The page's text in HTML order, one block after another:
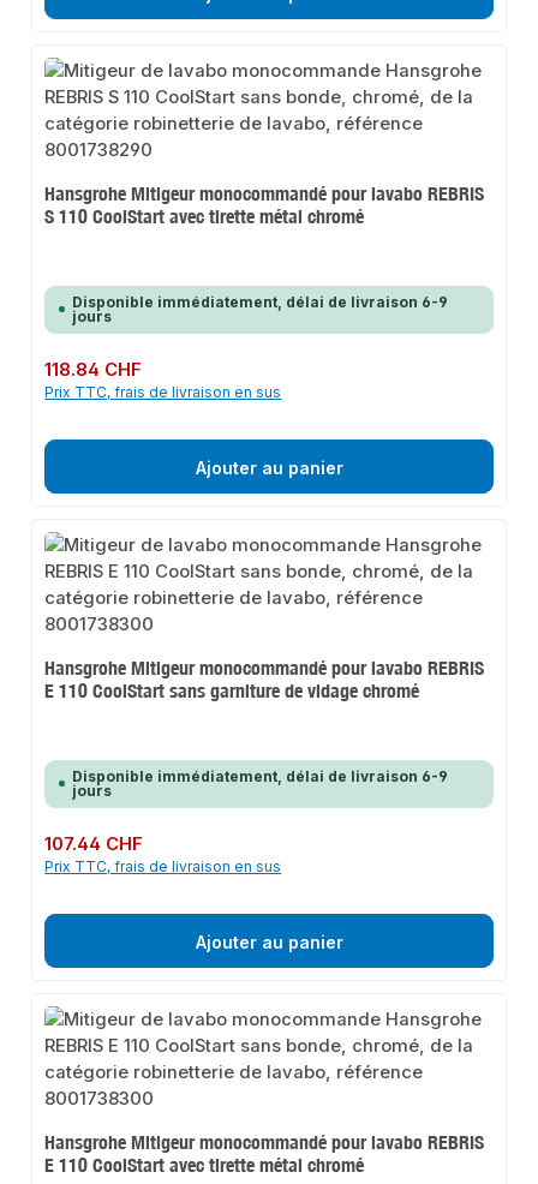
Hansgrohe Mitigeur monocommandé pour lavabo REBRIS
S 110 CoolStart avec tirette métal chromé
Disponible immédiatement, délai de livraison 6-9
jours
Prix régulier :
118.84 CHF
Prix TTC, frais de livraison en sus
Ajouter au panier
Hansgrohe Mitigeur monocommandé pour lavabo REBRIS
E 110 CoolStart sans garniture de vidage chromé
Disponible immédiatement, délai de livraison 6-9
jours
Prix régulier :
107.44 CHF
Prix TTC, frais de livraison en sus
Ajouter au panier
Hansgrohe Mitigeur monocommandé pour lavabo REBRIS
E 110 CoolStart avec tirette métal chromé